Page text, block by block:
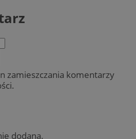
zamieszczania komentarzy
dodana.